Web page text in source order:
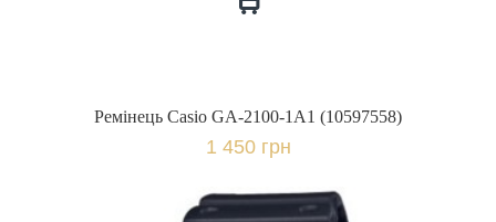
Ремінець Casio GA-2100-1A1 (10597558)
1 450 грн